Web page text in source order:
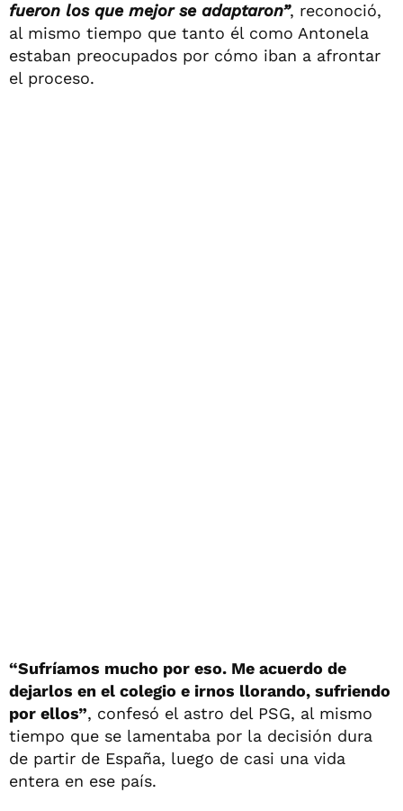
fueron los que mejor se adaptaron”, reconoció,
al mismo tiempo que tanto él como Antonela
estaban preocupados por cómo iban a afrontar
el proceso.
“Sufríamos mucho por eso. Me acuerdo de
dejarlos en el colegio e irnos llorando, sufriendo
por ellos”, confesó el astro del PSG, al mismo
tiempo que se lamentaba por la decisión dura
de partir de España, luego de casi una vida
entera en ese país.